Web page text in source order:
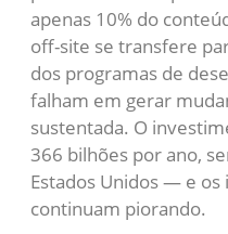
apenas 10% do
off-site se transfere
dos programas de
falham em gerar
sustentada. O
366 bilhões por ano,
Estados Unidos — e
continuam piorando.